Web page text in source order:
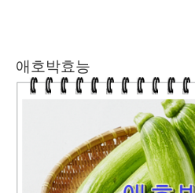
애호박효능